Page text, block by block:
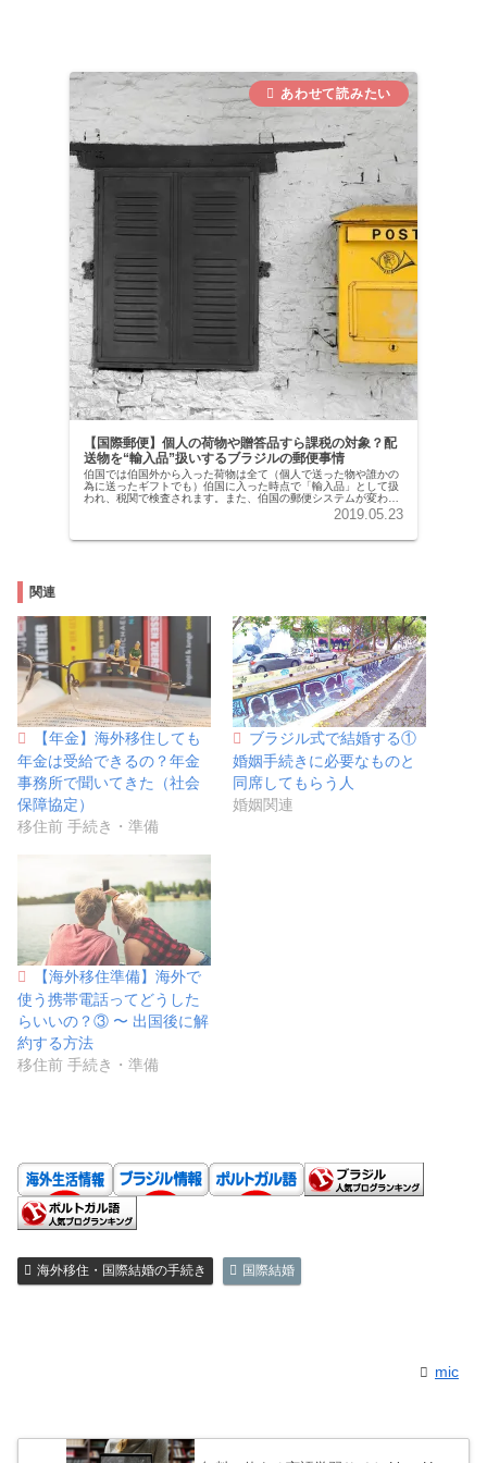
【国際郵便】個人の荷物や贈答品すら課税の対象？配
送物を“輸入品”扱いするブラジルの郵便事情
伯国では伯国外から入った荷物は全て（個人で送った物や誰かの
為に送ったギフトでも）伯国に入った時点で「輸入品」として扱
われ、税関で検査されます。また、伯国の郵便システムが変わっ
たこともあり、日本から荷物を送る場合は「追跡可能な方法」を
取ることをおすすめします。現地新聞にも「必ず書留で」と注意
2019.05.23
関連
【年金】海外移住しても
年金は受給できるの？年金
事務所で聞いてきた（社会
保障協定）
移住前 手続き・準備
ブラジル式で結婚する①
婚姻手続きに必要なものと
同席してもらう人
婚姻関連
【海外移住準備】海外で
使う携帯電話ってどうした
らいいの？③ 〜 出国後に解
約する方法
移住前 手続き・準備
海外移住・国際結婚の手続き 国際結婚
mic